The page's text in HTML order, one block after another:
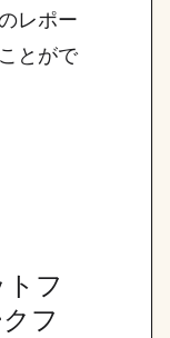
レポー
とがで
フ
フ